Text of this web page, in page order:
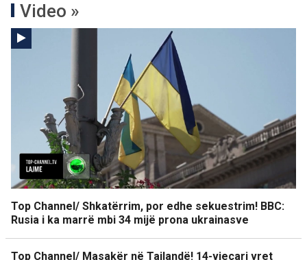
Video »
Top Channel/ Shkatërrim, por edhe sekuestrim! BBC:
Rusia i ka marrë mbi 34 mijë prona ukrainasve
Top Channel/ Masakër në Tajlandë! 14-vjeçari vret